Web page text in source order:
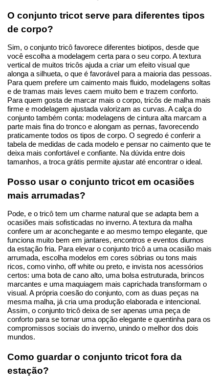
O conjunto tricot serve para diferentes tipos
de corpo?
Sim, o conjunto tricô favorece diferentes biotipos, desde que
você escolha a modelagem certa para o seu corpo. A textura
vertical de muitos tricôs ajuda a criar um efeito visual que
alonga a silhueta, o que é favorável para a maioria das pessoas.
Para quem prefere um caimento mais fluido, modelagens soltas
e de tramas mais leves caem muito bem e trazem conforto.
Para quem gosta de marcar mais o corpo, tricôs de malha mais
firme e modelagem ajustada valorizam as curvas. A calça do
conjunto também conta: modelagens de cintura alta marcam a
parte mais fina do tronco e alongam as pernas, favorecendo
praticamente todos os tipos de corpo. O segredo é conferir a
tabela de medidas de cada modelo e pensar no caimento que te
deixa mais confortável e confiante. Na dúvida entre dois
tamanhos, a troca grátis permite ajustar até encontrar o ideal.
Posso usar o conjunto tricot em ocasiões
mais arrumadas?
Pode, e o tricô tem um charme natural que se adapta bem a
ocasiões mais sofisticadas no inverno. A textura da malha
confere um ar aconchegante e ao mesmo tempo elegante, que
funciona muito bem em jantares, encontros e eventos diurnos
da estação fria. Para elevar o conjunto tricô a uma ocasião mais
arrumada, escolha modelos em cores sóbrias ou tons mais
ricos, como vinho, off white ou preto, e invista nos acessórios
certos: uma bota de cano alto, uma bolsa estruturada, brincos
marcantes e uma maquiagem mais caprichada transformam o
visual. A própria coesão do conjunto, com as duas peças na
mesma malha, já cria uma produção elaborada e intencional.
Assim, o conjunto tricô deixa de ser apenas uma peça de
conforto para se tornar uma opção elegante e quentinha para os
compromissos sociais do inverno, unindo o melhor dos dois
mundos.
Como guardar o conjunto tricot fora da
estação?